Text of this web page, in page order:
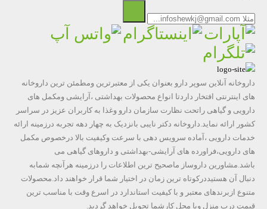
داروخانه آنلاین سوپر دارو بعنوان یکی از معتبرترین ومطمئن ترین داروخانه
های اینترنتی افتخار داردتا انواع محصولات بهداشتی ،آرایشی ومکمل های
دارویی و گیاهی راتحت نظارت سازمان دارو وغذا به کاربران عزیز در سراسر
کشور ارائه نماید.داروخانه دکتر نایبی بانزدیک به چهار دهه تجربه درزمینه ارائه
خدمات دارویی ،آماده سرویس دهی با سرعت وکیفیت بالا درخصوص مکمل
های دارویی،فراورده های آرایشی-بهداشتی و داروهای گیاهی می
باشد.مشاورین داروساز ماصحیح ترین اطلاعات را درزمینه هرآنچه شمابه
دنبال آن هستیددرکوتاه ترین زمان در اختیار شما قرار خواهند داد.محصولات
متنوع ازبرندهای معتبر و با کیفیت استاندارد در اسرع وقت با مناسب ترین
قیمت درب منزل ویا محل کارشما تحویل خواهد گردید.